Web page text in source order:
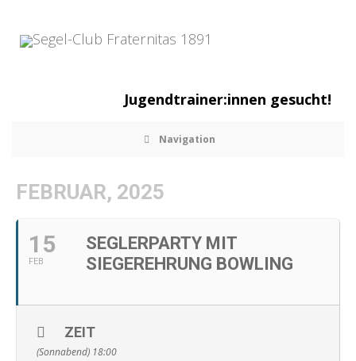
Jugendtrainer:innen gesucht!
Navigation
FEBRUAR, 2025
15
FEB
SEGLERPARTY MIT
SIEGEREHRUNG BOWLING
ZEIT
(Sonnabend) 18:00